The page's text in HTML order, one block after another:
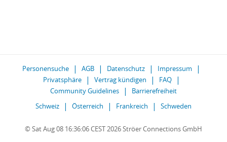
Personensuche AGB Datenschutz
Impressum
Privatsphäre
Vertrag kündigen
FAQ
Community Guidelines
Barrierefreiheit
Schweiz
Österreich Frankreich Schweden
© Sat Aug 08 16:36:06 CEST 2026 Ströer Connections GmbH